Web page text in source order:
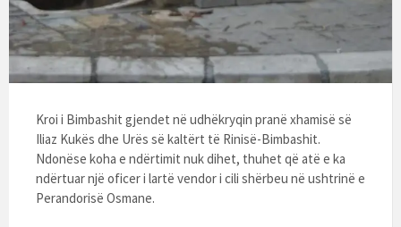
Kroi i Bimbashit gjendet në udhëkryqin pranë xhamisë së
Iliaz Kukës dhe Urës së kaltërt të Rinisë-Bimbashit.
Ndonëse koha e ndërtimit nuk dihet, thuhet që atë e ka
ndërtuar një oficer i lartë vendor i cili shërbeu në ushtrinë e
Perandorisë Osmane.